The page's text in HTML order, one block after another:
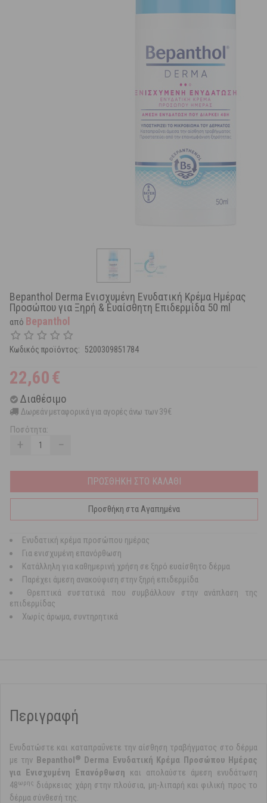
Bepanthol Derma Ενισχυμένη Ενυδατική Κρέμα Ημέρας
Προσώπου για Ξηρή & Ευαίσθητη Επιδερμίδα 50 ml
από Bepanthol
Κωδικός προϊόντος: 5200309851784
22,60€
Διαθέσιμο
Δωρεάν μεταφορικά για αγορές άνω των 39€
Ποσότητα:
+ −
ΠΡΟΣΘΗΚΗ ΣΤΟ ΚΑΛΑΘΙ
Προσθήκη στα Αγαπημένα
Ενυδατική κρέμα προσώπου ημέρας
Για ενισχυμένη επανόρθωση
Κατάλληλη για καθημερινή χρήση σε ξηρό ευαίσθητο δέρμα
Παρέχει άμεση ανακούφιση στην ξηρή επιδερμίδα
Θρεπτικά συστατικά που συμβάλλουν στην ανάπλαση της
επιδερμίδας
Χωρίς άρωμα, συντηρητικά
Περιγραφή
Ενυδατώστε και καταπραΰνετε την αίσθηση τραβήγματος στο δέρμα
με την Bepanthol® Derma Ενυδατική Κρέμα Προσώπου Ημέρας
για Ενισχυμένη Επανόρθωση και απολαύστε άμεση ενυδάτωση
48ωρης διάρκειας χάρη στην πλούσια, μη-λιπαρή και φιλική προς το
δέρμα σύνθεσή της.